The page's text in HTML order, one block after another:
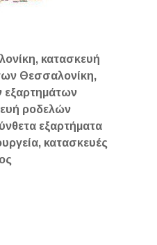
κατασκευή
Θεσσαλονίκη,
εξαρτημάτων
ροδελών
εξαρτήματα
κατασκευές